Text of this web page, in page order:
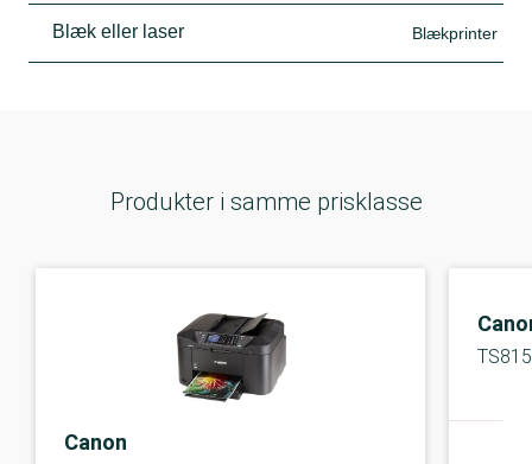
Blæk eller laser Blækprinter
Produkter i samme prisklasse
Canon